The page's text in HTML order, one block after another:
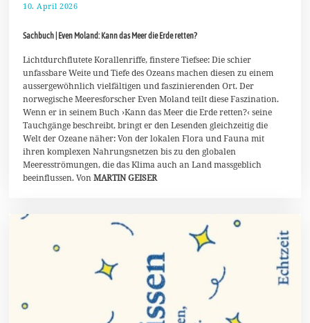
10. April 2026
A
r
l
2
0
2
Sachbuch | Even Moland: Kann das Meer die Erde retten?
Lichtdurchflutete Korallenriffe, finstere Tiefsee: Die schier
unfassbare Weite und Tiefe des Ozeans machen diesen zu einem
aussergewöhnlich vielfältigen und faszinierenden Ort. Der
norwegische Meeresforscher Even Moland teilt diese Faszination.
Wenn er in seinem Buch ›Kann das Meer die Erde retten?‹ seine
Tauchgänge beschreibt, bringt er den Lesenden gleichzeitig die
Welt der Ozeane näher: Von der lokalen Flora und Fauna mit
ihren komplexen Nahrungsnetzen bis zu den globalen
Meeresströmungen, die das Klima auch an Land massgeblich
beeinflussen. VonMARTIN GEISER